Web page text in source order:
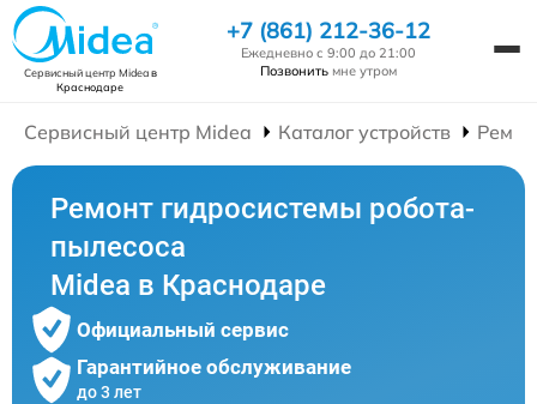
Сервисный центр Mideaв
Краснодаре
+7 (861) 212-36-12
Ежедневно с 9:00 до 21:00
Позвонить мне утром
Сервисный центр Midea Каталог устройств
Ремонт гидросистемы робота-
пылесоса
Midea в Краснодаре
Официальный сервис
Гарантийное обслуживание
до 3 лет